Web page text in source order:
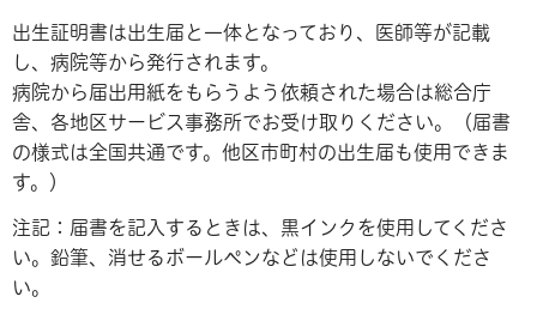
出生証明書は出生届と一体となっており、医師等が記載
し、病院等から発行されます。
病院から届出用紙をもらうよう依頼された場合は総合庁
舎、各地区サービス事務所でお受け取りください。（届書
の様式は全国共通です。他区市町村の出生届も使用できま
す。）
注記：届書を記入するときは、黒インクを使用してくださ
い。鉛筆、消せるボールペンなどは使用しないでくださ
い。